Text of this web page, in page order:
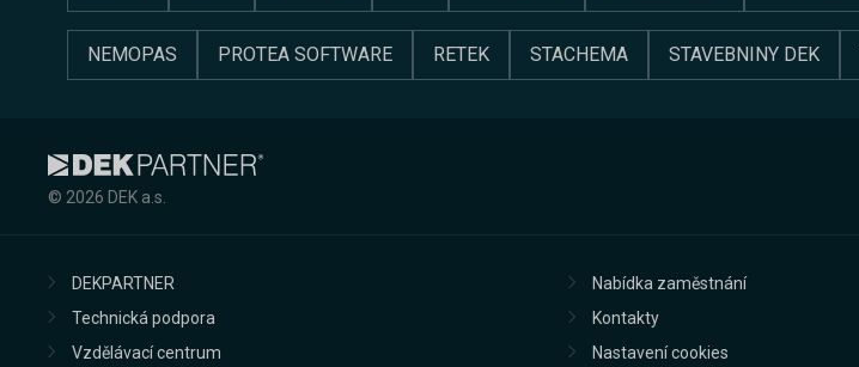
NEMOPAS PROTEA SOFTWARE RETEK STACHEMA STAVEBNINY DEK
© 2026 DEK a.s.
DEKPARTNER
Technická podpora
Vzdělávací centrum
Nabídka zaměstnání
Kontakty
Nastavení cookies